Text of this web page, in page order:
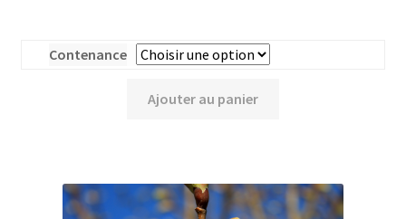
Contenance
Ajouter au panier